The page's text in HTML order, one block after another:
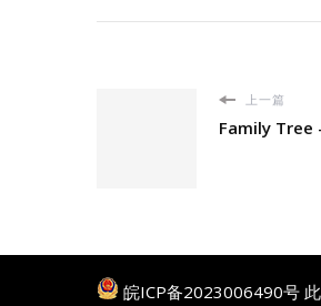
上一篇
Family Tree
皖ICP备2023006490号